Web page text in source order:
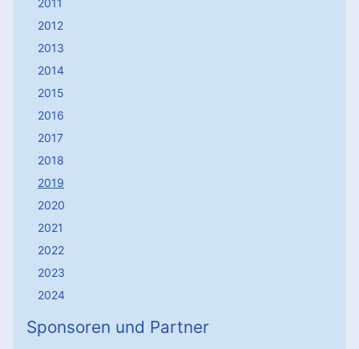
2011
2012
2013
2014
2015
2016
2017
2018
2019
2020
2021
2022
2023
2024
Sponsoren und Partner